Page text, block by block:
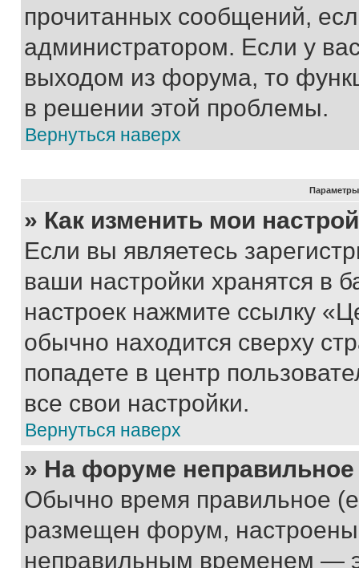
прочитанных сообщений,
администратором. Если у
выходом из форума, то
в решении этой проблемы.
Вернуться наверх
Параметры
» Как изменить мои
Если вы являетесь
ваши настройки хранятся в
настроек нажмите ссылку
обычно находится сверху
попадете в центр
все свои настройки.
Вернуться наверх
» На форуме
Обычно время правильное
размещен форум, настроены
неправильным временем —